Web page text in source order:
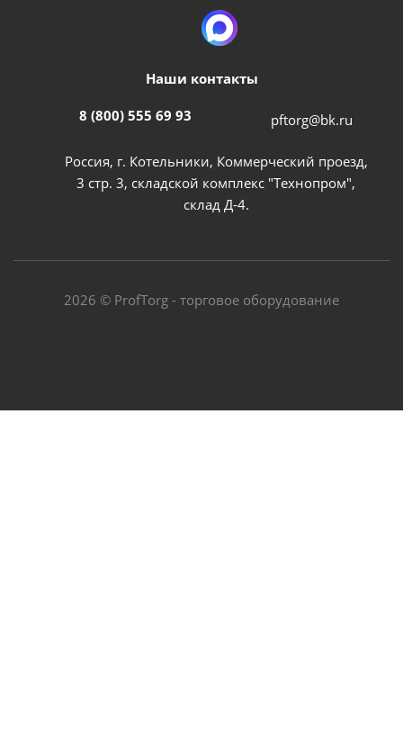
Наши контакты
8 (800) 555 69 93 pftorg@bk.ru
Россия, г. Котельники, Коммерческий проезд,
3 стр. 3, складской комплекс "Технопром",
склад Д-4.
2026 © ProfTorg - торговое оборудование